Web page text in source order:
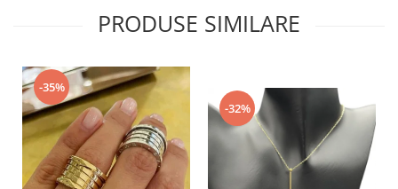
PRODUSE SIMILARE
-35%
-32%